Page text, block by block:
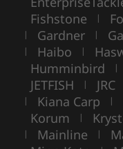
Fishstone |
| Gardner |
| Haibo |
Humminbird |
JETFISH | JRC
| Kiana Carp |
Korum |
| Mainline |